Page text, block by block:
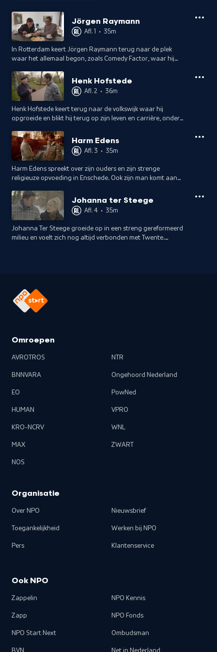
Jörgen Raymann
Afl. 1 • 35m
In Rotterdam keert Jörgen Raymann terug naar de plek
waar het allemaal begon, zoals Comedy Factor, waar hij
moeilijke periode.
Henk Hofstede
Afl. 2 • 36m
Henk Hofstede keert terug naar de volkswijk waar hij
opgroeide en blikt hij terug op zijn leven en carrière, onder
Harm Edens
Afl. 3 • 35m
Harm Edens spreekt over zijn ouders en zijn strenge
religieuze opvoeding in Enschede. Ook zijn man komt aan
thema.
Johanna ter Steege
Afl. 4 • 35m
Johanna Ter Steege groeide op in een streng gereformeerd
milieu en voelt zich nog altijd verbonden met Twente.
Omroepen
AVROTROS
BNNVARA
EO
HUMAN
KRO-NCRV
MAX
NOS
NTR
Ongehoord Nederland
PowNed
VPRO
WNL
ZWART
Organisatie
Over NPO
Toegankelijkheid
Pers
Nieuwsbrief
Werken bij NPO
Klantenservice
Ook NPO
Zappelin
Zapp
NPO Start Next
BVN
NPO Kennis
NPO Fonds
Ombudsman
Net in Nederland